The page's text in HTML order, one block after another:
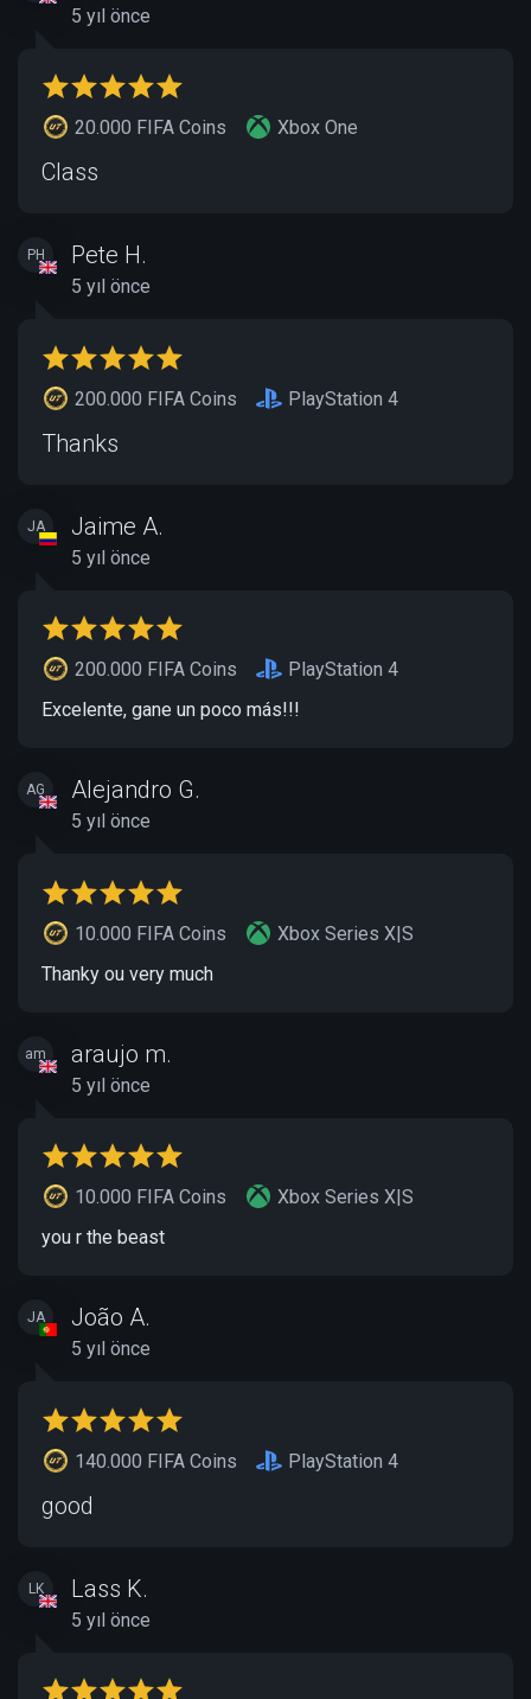
5 yıl önce
20.000 FIFA Coins Xbox One
Class
PH Pete H.
5 yıl önce
200.000 FIFA Coins PlayStation 4
Thanks
JA Jaime A.
5 yıl önce
200.000 FIFA Coins
PlayStation 4
Excelente, gane un poco más!!!
AG Alejandro G.
5 yıl önce
10.000 FIFA Coins
Xbox Series X|S
Thanky ou very much
am araujo m.
5 yıl önce
10.000 FIFA Coins
Xbox Series X|S
you r the beast
JA João A.
5 yıl önce
140.000 FIFA Coins PlayStation 4
good
LK Lass K.
5 yıl önce